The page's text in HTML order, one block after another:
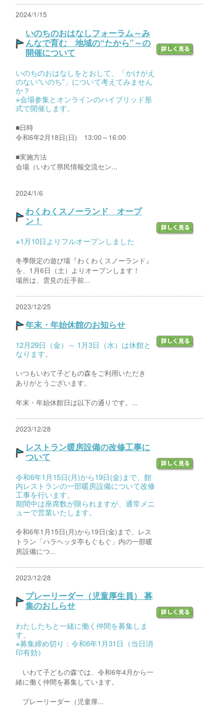
2024/1/15
いのちのおはなしフォーラム～み
んなで育む 地域の“たから”～の
開催について
いのちのおはなしをとおして、「かけがえ
のない“いのち”」について考えてみません
か？
※会場参集とオンラインのハイブリッド形
式で開催します。
■日時
令和6年2月18日(日) 13:00～16:00
■実施方法
会場（いわて県民情報交流セン...
2024/1/6
わくわくスノーランド オープ
ン！
※1月10日よりフルオープンしました
冬季限定の遊び場『わくわくスノーランド』
を、1月6日（土）よりオープンします！
場所は、雲見の丘手前...
2023/12/25
年末・年始休館のお知らせ
12月29日（金）～ 1月3日（水）は休館と
なります。
いつもいわて子どもの森をご利用いただき
ありがとうございます。
年末・年始休館日は以下の通りです。...
2023/12/28
レストラン暖房設備の改修工事に
ついて
令和6年1月15日(月)から19日(金)まで、館
内レストランの一部暖房設備について改修
工事を行います。
期間中は座席数が限られますが、通常メニ
ューで営業いたします。
令和6年1月15日(月)から19日(金)まで、レス
トラン「ハラヘッタ亭もぐもぐ」内の一部暖
房設備につ...
2023/12/28
プレーリーダー（児童厚生員） 募
集のおしらせ
わたしたちと一緒に働く仲間を募集しま
す。
※募集締め切り：令和6年1月31日（当日消
印有効）
いわて子どもの森では、令和6年4月から一
緒に働く仲間を募集しています。
プレーリーダー（児童厚...